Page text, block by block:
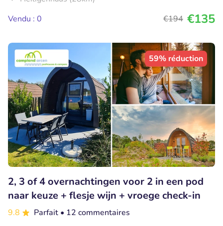
Vendu : 0
€194 €135
59% réduction
2, 3 of 4 overnachtingen voor 2 in een pod
naar keuze + flesje wijn + vroege check-in
9.8 Parfait • 12 commentaires